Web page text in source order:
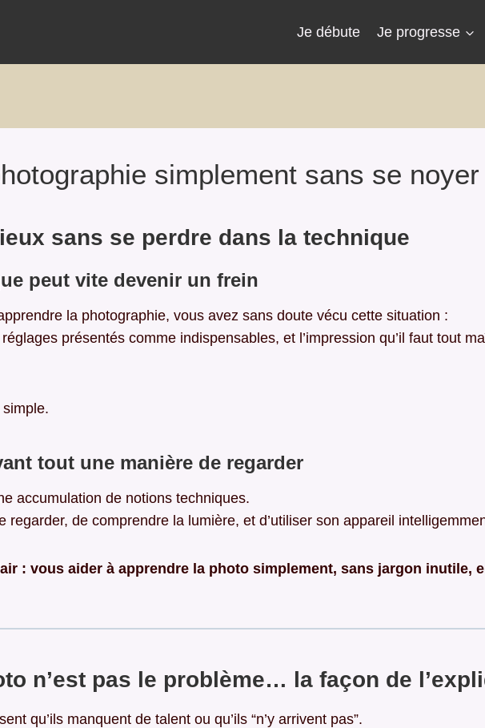
Je débute Je progresse
simplement sans se
sans se perdre dans la technique
peut vite devenir un frein
la photographie, vous avez sans doute vécu cette situation :
présentés comme indispensables, et l’impression qu’il faut tout
tout une manière de regarder
accumulation de notions techniques.
regarder, de comprendre la lumière, et d’utiliser son appareil
: vous aider à apprendre la photo simplement, sans jargon inutile,
n’est pas le problème… la façon de
qu’ils manquent de talent ou qu’ils “n’y arrivent pas”.